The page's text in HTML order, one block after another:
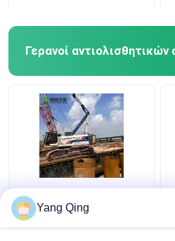
75ton
χρησιμοποιημένοι
γερανοί Zoomlion
Yang Qing